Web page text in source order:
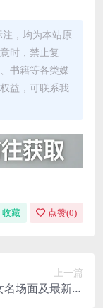
，均为本站原
时，禁止复
书籍等各类媒
益，可联系我
收藏 点赞(0)
上一篇
场面及最新作